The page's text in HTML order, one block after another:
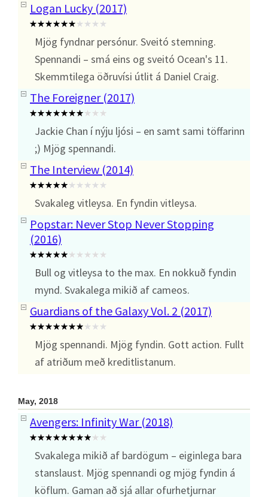
Logan Lucky (2017)
Mjög fyndnar persónur. Sveitó stemning.
Spennandi – smá eins og sveitó Ocean's 11.
Skemmtilega öðruvísi útlit á Daniel Craig.
The Foreigner (2017)
Jackie Chan í nýju ljósi – en samt sami töffarinn
;) Mjög spennandi.
The Interview (2014)
Svakaleg vitleysa. En fyndin vitleysa.
Popstar: Never Stop Never Stopping
(2016)
Bull og vitleysa to the max. En nokkuð fyndin
mynd. Svakalega mikið af cameos.
Guardians of the Galaxy Vol. 2 (2017)
Mjög spennandi. Mjög fyndin. Gott action. Fullt
af atriðum með kreditlistanum.
May, 2018
Avengers: Infinity War (2018)
Svakalega mikið af bardögum – eiginlega bara
stanslaust. Mjög spennandi og mjög fyndin á
köflum. Gaman að sjá allar ofurhetjurnar